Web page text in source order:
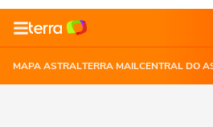
MAPA ASTRALTERRA MAILCENTRAL DO